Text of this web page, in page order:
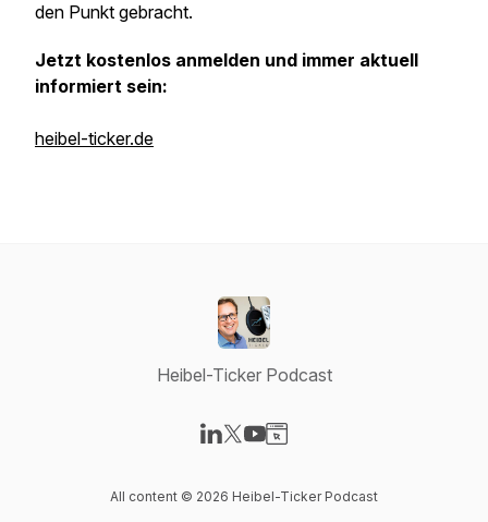
den Punkt gebracht.
Jetzt kostenlos anmelden und immer aktuell
informiert sein:
heibel-ticker.de
Heibel-Ticker Podcast
All content © 2026 Heibel-Ticker Podcast